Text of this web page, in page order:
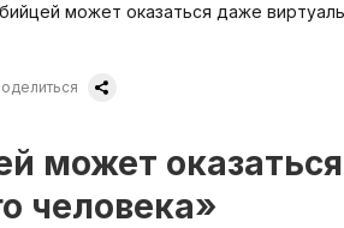
может оказаться даже
может
человека»